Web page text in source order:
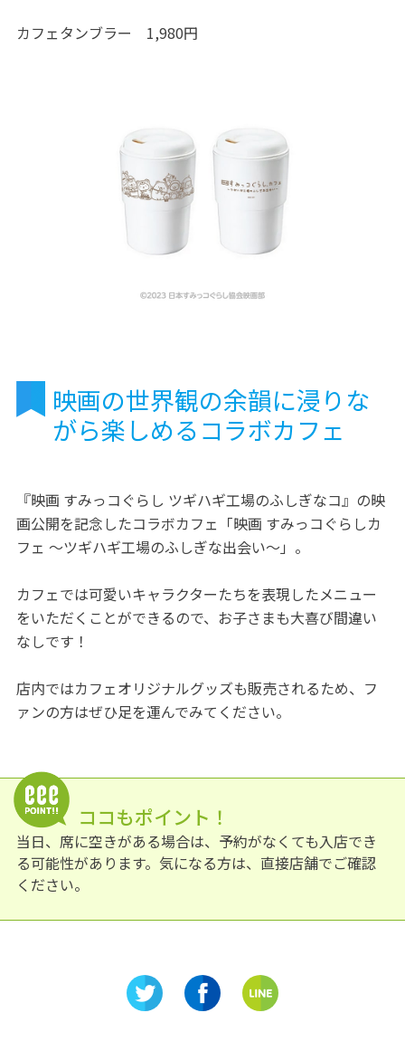
カフェタンブラー 1,980円
映画の世界観の余韻に浸りな
がら楽しめるコラボカフェ
『映画 すみっコぐらし ツギハギ工場のふしぎなコ』の映
画公開を記念したコラボカフェ「映画 すみっコぐらしカ
フェ ～ツギハギ工場のふしぎな出会い～」。
カフェでは可愛いキャラクターたちを表現したメニュー
をいただくことができるので、お子さまも大喜び間違い
なしです！
店内ではカフェオリジナルグッズも販売されるため、フ
ァンの方はぜひ足を運んでみてください。
ココもポイント！
当日、席に空きがある場合は、予約がなくても入店でき
る可能性があります。気になる方は、直接店舗でご確認
ください。